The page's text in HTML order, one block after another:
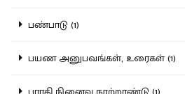
பண்பாடு (1)
பயண அனுபவங்கள், உரைகள் (1)